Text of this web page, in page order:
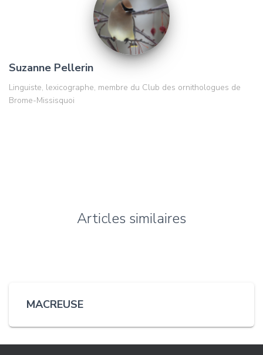
Suzanne Pellerin
Linguiste, lexicographe, membre du Club des ornithologues de
Brome-Missisquoi
Articles similaires
MACREUSE